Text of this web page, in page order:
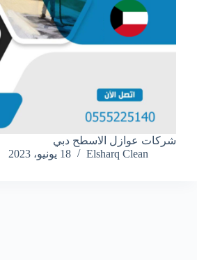
شركات عوازل الاسطح دبي
Elsharq Clean
18 يونيو، 2023